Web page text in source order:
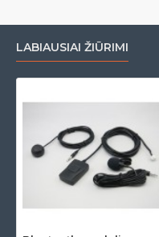
LABIAUSIAI ŽIŪRIMI